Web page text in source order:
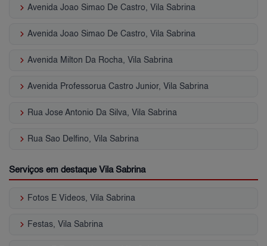
keyboard_arrow_right Avenida Joao Simao De Castro, Vila Sabrina
keyboard_arrow_right Avenida Joao Simao De Castro, Vila Sabrina
keyboard_arrow_right Avenida Milton Da Rocha, Vila Sabrina
keyboard_arrow_right Avenida Professorua Castro Junior, Vila Sabrina
keyboard_arrow_right Rua Jose Antonio Da Silva, Vila Sabrina
keyboard_arrow_right Rua Sao Delfino, Vila Sabrina
Serviços em destaque Vila Sabrina
keyboard_arrow_right Fotos E Vídeos, Vila Sabrina
keyboard_arrow_right Festas, Vila Sabrina